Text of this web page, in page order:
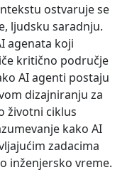
ostvaruje se
ljudsku saradnju.
agenata koji
kritično područje
AI agenti postaju
dizajniranju za
životni ciklus
kako AI
zadacima
inženjersko vreme.